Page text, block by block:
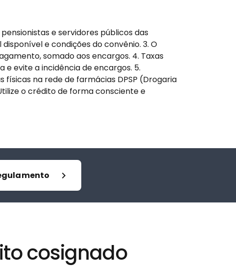
e servidores públicos das
e condições do convênio. 3. O
somado aos encargos. 4. Taxas
evite a incidência de encargos. 5.
na rede de farmácias DPSP (Drogaria
o crédito de forma consciente e
cosignado